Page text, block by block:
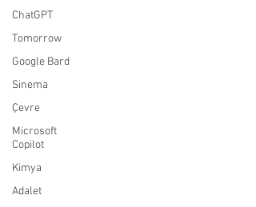
ChatGPT
Tomorrow
Google Bard
Sinema
Çevre
Microsoft
Copilot
Kimya
Adalet